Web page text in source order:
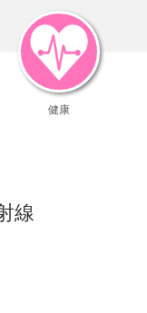
委ねる。
治権力を伴うもの
健康
線